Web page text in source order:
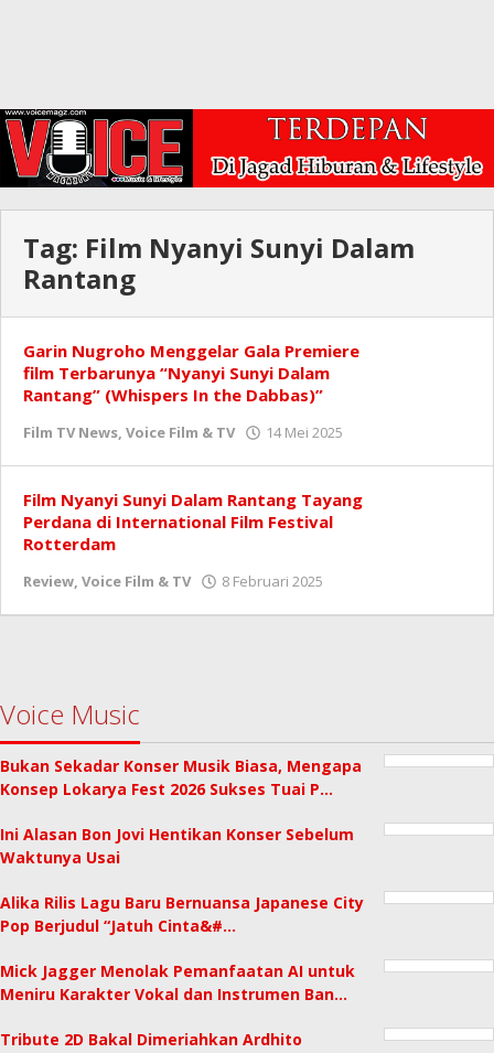
Tag: Film Nyanyi Sunyi Dalam
Rantang
Garin Nugroho Menggelar Gala Premiere
film Terbarunya “Nyanyi Sunyi Dalam
Rantang” (Whispers In the Dabbas)”
Film TV News, Voice Film & TV 14 Mei 2025
Film Nyanyi Sunyi Dalam Rantang Tayang
Perdana di International Film Festival
Rotterdam
Review, Voice Film & TV 8 Februari 2025
Voice Music
Bukan Sekadar Konser Musik Biasa, Mengapa
Konsep Lokarya Fest 2026 Sukses Tuai P…
Ini Alasan Bon Jovi Hentikan Konser Sebelum
Waktunya Usai
Alika Rilis Lagu Baru Bernuansa Japanese City
Pop Berjudul “Jatuh Cinta&#…
Mick Jagger Menolak Pemanfaatan AI untuk
Meniru Karakter Vokal dan Instrumen Ban…
Tribute 2D Bakal Dimeriahkan Ardhito